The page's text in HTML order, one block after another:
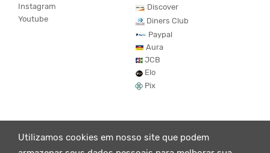
Utilizamos cookies em nosso site que podem
Instagram
Youtube
Discover
Diners Club
Paypal
Aura
JCB
Elo
Pix